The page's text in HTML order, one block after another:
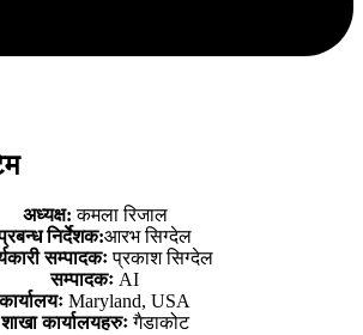
अध्यक्ष:कमला रिजाल
निर्देशक:आरभ सिग्देल
सम्पादकःप्रकाश सिग्देल
सम्पादकः AI
कार्यालयः Maryland, USA
शाखा कार्यालयहरुःगैडाकोट